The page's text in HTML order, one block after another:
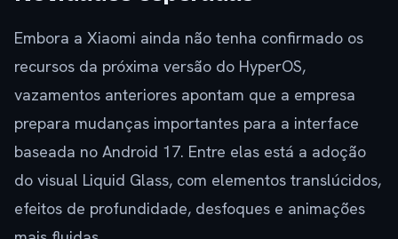
Embora a Xiaomi ainda não tenha confirmado os
recursos da próxima versão do HyperOS,
vazamentos anteriores apontam que a empresa
prepara mudanças importantes para a interface
baseada no Android 17. Entre elas está a adoção
do visual Liquid Glass, com elementos translúcidos,
efeitos de profundidade, desfoques e animações